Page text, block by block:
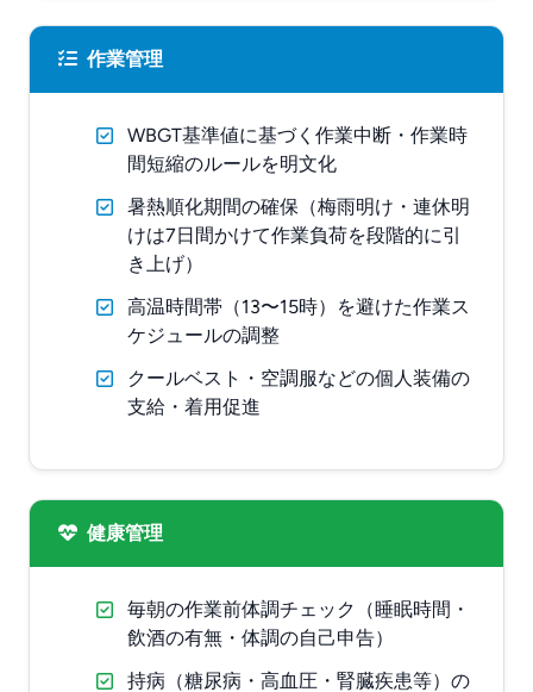
作業管理
WBGT基準値に基づく作業中断・作業時
間短縮のルールを明文化
暑熱順化期間の確保（梅雨明け・連休明
けは7日間かけて作業負荷を段階的に引
き上げ）
高温時間帯（13〜15時）を避けた作業ス
ケジュールの調整
クールベスト・空調服などの個人装備の
支給・着用促進
健康管理
毎朝の作業前体調チェック（睡眠時間・
飲酒の有無・体調の自己申告）
持病（糖尿病・高血圧・腎臓疾患等）の